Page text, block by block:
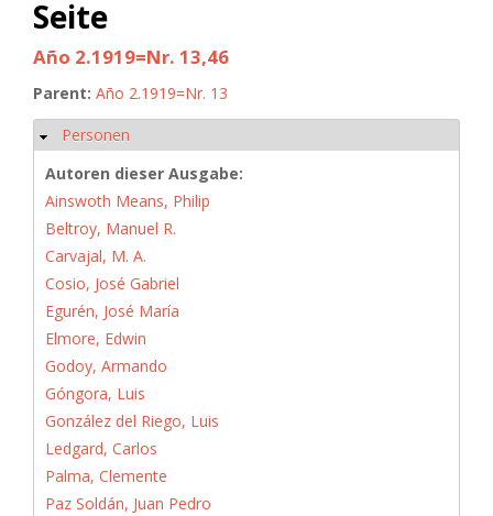
Seite
Año 2.1919=Nr. 13,46
Parent: Año 2.1919=Nr. 13
Hide
Personen
Autoren dieser Ausgabe:
Ainswoth Means, Philip
Beltroy, Manuel R.
Carvajal, M. A.
Cosio, José Gabriel
Egurén, José María
Elmore, Edwin
Godoy, Armando
Góngora, Luis
González del Riego, Luis
Ledgard, Carlos
Palma, Clemente
Paz Soldán, Juan Pedro